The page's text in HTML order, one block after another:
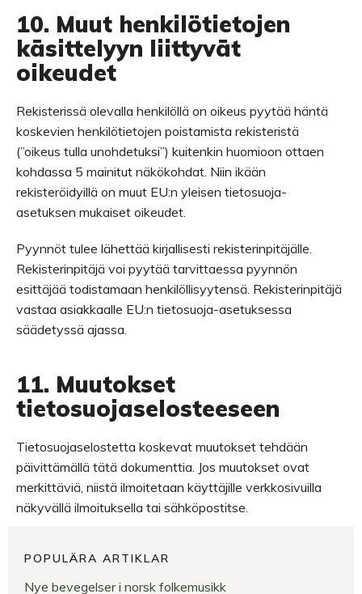
10. Muut henkilötietojen
käsittelyyn liittyvät
oikeudet
Rekisterissä olevalla henkilöllä on oikeus pyytää häntä
koskevien henkilötietojen poistamista rekisteristä
(”oikeus tulla unohdetuksi”) kuitenkin huomioon ottaen
kohdassa 5 mainitut näkökohdat. Niin ikään
rekisteröidyillä on muut EU:n yleisen tietosuoja-
asetuksen mukaiset oikeudet.
Pyynnöt tulee lähettää kirjallisesti rekisterinpitäjälle.
Rekisterinpitäjä voi pyytää tarvittaessa pyynnön
esittäjää todistamaan henkilöllisyytensä. Rekisterinpitäjä
vastaa asiakkaalle EU:n tietosuoja-asetuksessa
säädetyssä ajassa.
11. Muutokset
tietosuojaselosteeseen
Tietosuojaselostetta koskevat muutokset tehdään
päivittämällä tätä dokumenttia. Jos muutokset ovat
merkittäviä, niistä ilmoitetaan käyttäjille verkkosivuilla
näkyvällä ilmoituksella tai sähköpostitse.
POPULÄRA ARTIKLAR
Nye bevegelser i norsk folkemusikk